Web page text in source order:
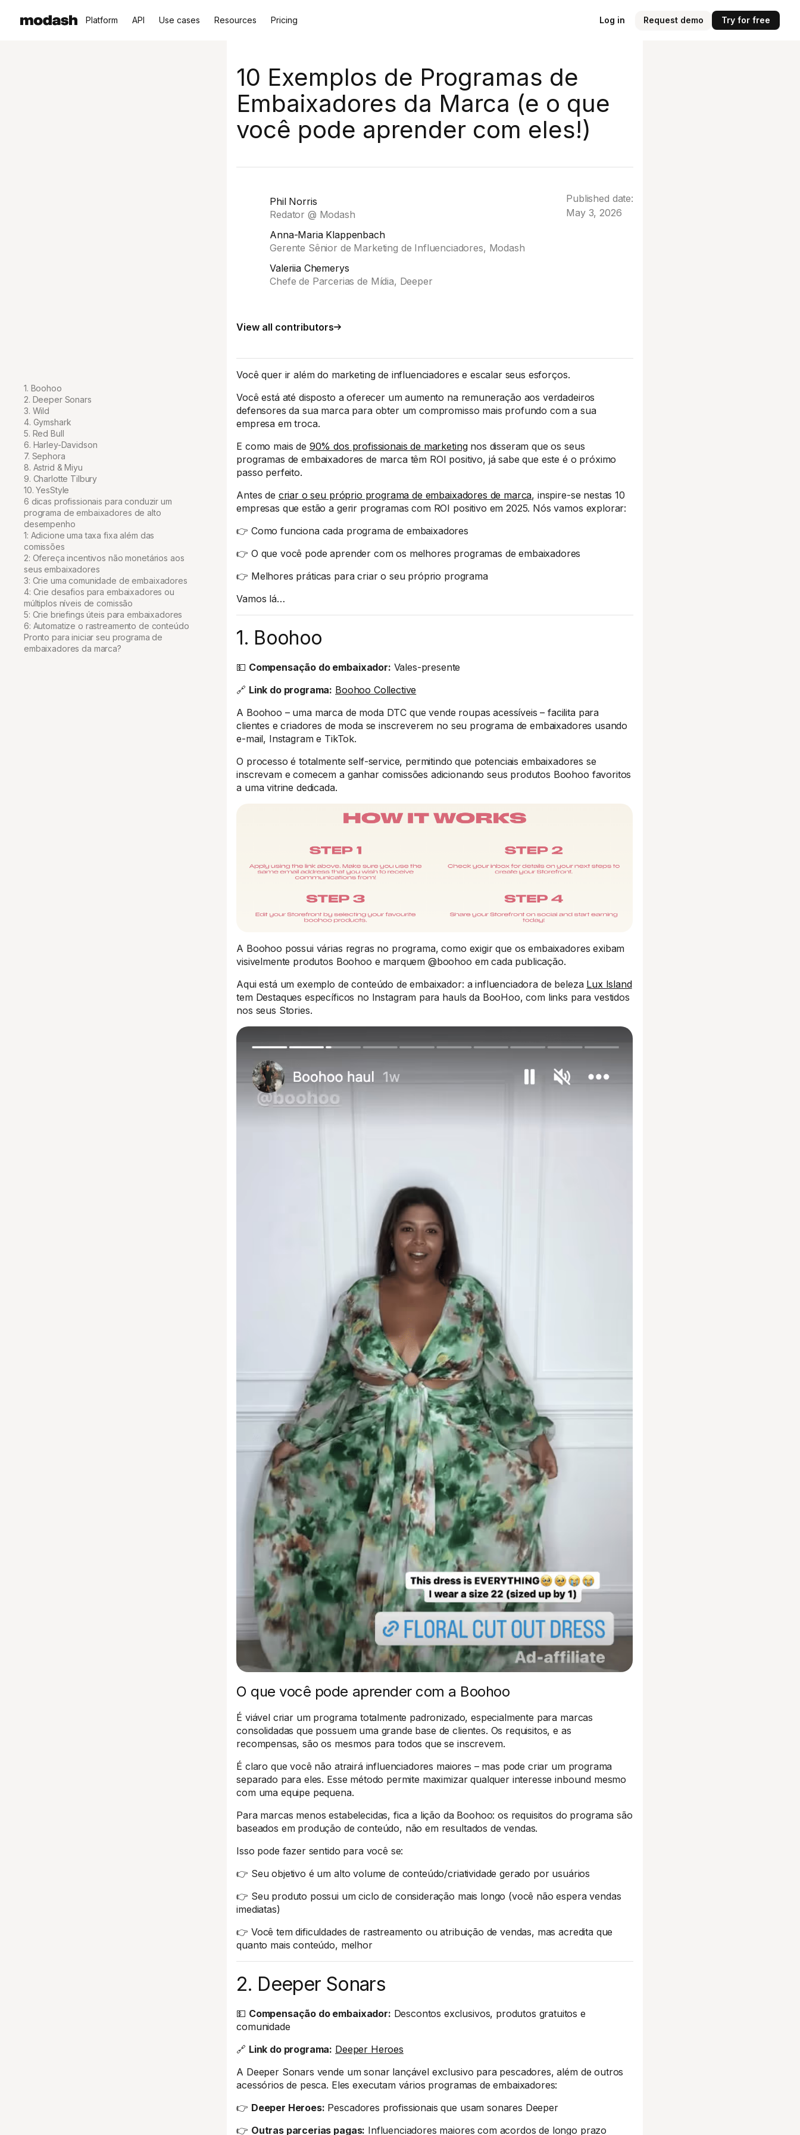
Platform API Use cases Resources Pricing Log in Request demo Try for free
10 Exemplos de Programas de
Embaixadores da Marca (e o que
você pode aprender com eles!)
Phil Norris
Redator @ Modash
Anna-Maria Klappenbach
Gerente Sênior de Marketing de Influenciadores, Modash
Valeriia Chemerys
Chefe de Parcerias de Mídia, Deeper
View all contributors
Published date:
May 3, 2026
1. Boohoo
2. Deeper Sonars
3. Wild
4. Gymshark
5. Red Bull
6. Harley-Davidson
7. Sephora
8. Astrid & Miyu
9. Charlotte Tilbury
10. YesStyle
6 dicas profissionais para conduzir um
programa de embaixadores de alto
desempenho
1: Adicione uma taxa fixa além das
comissões
2: Ofereça incentivos não monetários aos
seus embaixadores
3: Crie uma comunidade de embaixadores
4: Crie desafios para embaixadores ou
múltiplos níveis de comissão
5: Crie briefings úteis para embaixadores
6: Automatize o rastreamento de conteúdo
Pronto para iniciar seu programa de
embaixadores da marca?
Você quer ir além do marketing de influenciadores e escalar seus esforços.
Você está até disposto a oferecer um aumento na remuneração aos verdadeiros
defensores da sua marca para obter um compromisso mais profundo com a sua
empresa em troca.
E como mais de 90% dos profissionais de marketingnos disseram que os seus
programas de embaixadores de marca têm ROI positivo, já sabe que este é o próximo
passo perfeito.
Antes de criar o seu próprio programa de embaixadores de marca, inspire-se nestas 10
empresas que estão a gerir programas com ROI positivo em 2025. Nós vamos explorar:
👉 Como funciona cada programa de embaixadores
👉 O que você pode aprender com os melhores programas de embaixadores
👉 Melhores práticas para criar o seu próprio programa
Vamos lá…
1. Boohoo
💵 Compensação do embaixador: Vales-presente
🔗 Link do programa: Boohoo Collective
A Boohoo – uma marca de moda DTC que vende roupas acessíveis – facilita para
clientes e criadores de moda se inscreverem no seu programa de embaixadores usando
e-mail, Instagram e TikTok.
O processo é totalmente self-service, permitindo que potenciais embaixadores se
inscrevam e comecem a ganhar comissões adicionando seus produtos Boohoo favoritos
a uma vitrine dedicada.
A Boohoo possui várias regras no programa, como exigir que os embaixadores exibam
visivelmente produtos Boohoo e marquem @boohoo em cada publicação.
Aqui está um exemplo de conteúdo de embaixador: a influenciadora de beleza Lux Island
tem Destaques específicos no Instagram para hauls da BooHoo, com links para vestidos
nos seus Stories.
O que você pode aprender com a Boohoo
É viável criar um programa totalmente padronizado, especialmente para marcas
consolidadas que possuem uma grande base de clientes. Os requisitos, e as
recompensas, são os mesmos para todos que se inscrevem.
É claro que você não atrairá influenciadores maiores – mas pode criar um programa
separado para eles. Esse método permite maximizar qualquer interesse inbound mesmo
com uma equipe pequena.
Para marcas menos estabelecidas, fica a lição da Boohoo: os requisitos do programa são
baseados em produção de conteúdo, não em resultados de vendas.
Isso pode fazer sentido para você se:
👉 Seu objetivo é um alto volume de conteúdo/criatividade gerado por usuários
👉 Seu produto possui um ciclo de consideração mais longo (você não espera vendas
imediatas)
👉 Você tem dificuldades de rastreamento ou atribuição de vendas, mas acredita que
quanto mais conteúdo, melhor
2. Deeper Sonars
💵 Compensação do embaixador: Descontos exclusivos, produtos gratuitos e
comunidade
🔗 Link do programa: Deeper Heroes
A Deeper Sonars vende um sonar lançável exclusivo para pescadores, além de outros
acessórios de pesca. Eles executam vários programas de embaixadores:
👉 Deeper Heroes: Pescadores profissionais que usam sonares Deeper
👉 Outras parcerias pagas: Influenciadores maiores com acordos de longo prazo